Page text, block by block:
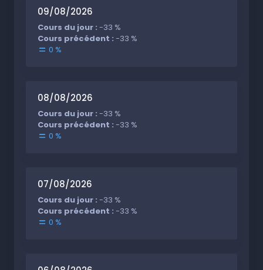
09/08/2026
Cours du jour : -33 %
Cours précédent : -33 %
0 %
08/08/2026
Cours du jour : -33 %
Cours précédent : -33 %
0 %
07/08/2026
Cours du jour : -33 %
Cours précédent : -33 %
0 %